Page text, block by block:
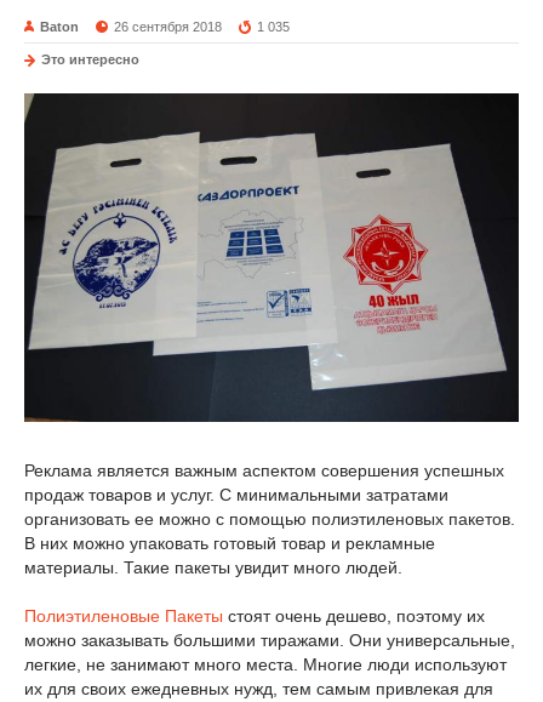
Baton 26 сентября 2018 1 035
Это интересно
Реклама является важным аспектом совершения успешных
продаж товаров и услуг. С минимальными затратами
организовать ее можно с помощью полиэтиленовых пакетов.
В них можно упаковать готовый товар и рекламные
материалы. Такие пакеты увидит много людей.
Полиэтиленовые Пакеты стоят очень дешево, поэтому их
можно заказывать большими тиражами. Они универсальные,
легкие, не занимают много места. Многие люди используют
их для своих ежедневных нужд, тем самым привлекая для